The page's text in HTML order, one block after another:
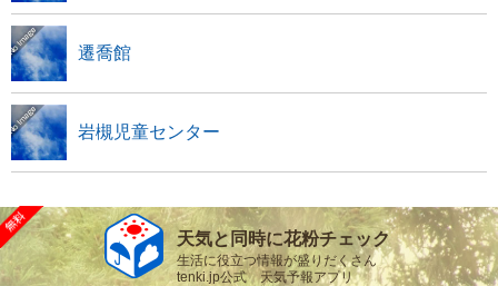
遷喬館
岩槻児童センター
天気と同時に花粉チェック
生活に役立つ情報が盛りだくさん
tenki.jp公式 天気予報アプリ